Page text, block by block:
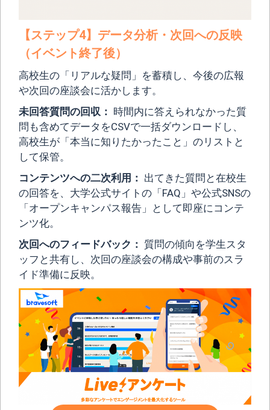
【ステップ4】データ分析・次回への反映
（イベント終了後）
高校生の「リアルな疑問」を蓄積し、今後の広報
や次回の座談会に活かします。
未回答質問の回収： 時間内に答えられなかった質
問も含めてデータをCSVで一括ダウンロードし、
高校生が「本当に知りたかったこと」のリストと
して保管。
コンテンツへの二次利用： 出てきた質問と在校生
の回答を、大学公式サイトの「FAQ」や公式SNSの
「オープンキャンパス報告」として即座にコンテ
ンツ化。
次回へのフィードバック： 質問の傾向を学生スタ
ッフと共有し、次回の座談会の構成や事前のスラ
イド準備に反映。